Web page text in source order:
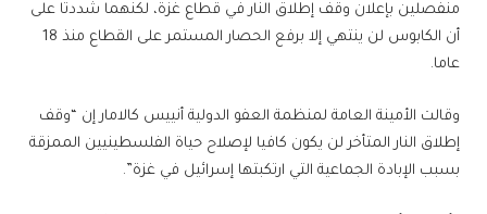
منفصلين بإعلان وقف إطلاق النار في قطاع غزة، لكنهما شددتا على
أن الكابوس لن ينتهي إلا برفع الحصار المستمر على القطاع منذ 18
عاما.
وقالت الأمينة العامة لمنظمة العفو الدولية أنييس كالامار إن “وقف
إطلاق النار المتأخر لن يكون كافيا لإصلاح حياة الفلسطينيين الممزقة
بسبب الإبادة الجماعية التي ارتكبتها إسرائيل في غزة”.